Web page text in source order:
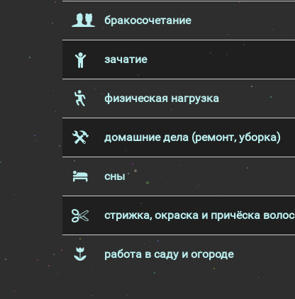
бракосочетание
зачатие
физическая нагрузка
домашние дела (ремонт, уборка)
сны
стрижка, окраска и причёска волос
работа в саду и огороде